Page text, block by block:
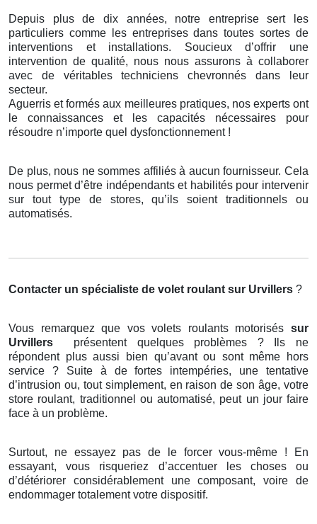
Depuis plus de dix années, notre entreprise sert les
particuliers comme les entreprises dans toutes sortes de
interventions et installations. Soucieux d’offrir une
intervention de qualité, nous nous assurons à collaborer
avec de véritables techniciens chevronnés dans leur
secteur.
Aguerris et formés aux meilleures pratiques, nos experts ont
le connaissances et les capacités nécessaires pour
résoudre n’importe quel dysfonctionnement !
De plus, nous ne sommes affiliés à aucun fournisseur. Cela
nous permet d’être indépendants et habilités pour intervenir
sur tout type de stores, qu’ils soient traditionnels ou
automatisés.
Contacter un spécialiste de volet roulant sur Urvillers ?
Vous remarquez que vos volets roulants motorisés sur
Urvillers
présentent quelques problèmes ? Ils ne
répondent plus aussi bien qu’avant ou sont même hors
service ? Suite à de fortes intempéries, une tentative
d’intrusion ou, tout simplement, en raison de son âge, votre
store roulant, traditionnel ou automatisé, peut un jour faire
face à un problème.
Surtout, ne essayez pas de le forcer vous-même ! En
essayant, vous risqueriez d’accentuer les choses ou
d’détériorer considérablement une composant, voire de
endommager totalement votre dispositif.